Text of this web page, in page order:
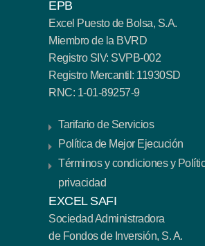
EPB
Excel Puesto de Bolsa, S.A.
Miembro de la BVRD
Registro SIV: SVPB-002
Registro Mercantil: 11930SD
RNC: 1-01-89257-9
Tarifario de Servicios
Política de Mejor Ejecución
Términos y condiciones y
privacidad
EXCEL SAFI
Sociedad Administradora
de Fondos de Inversión, S. A.